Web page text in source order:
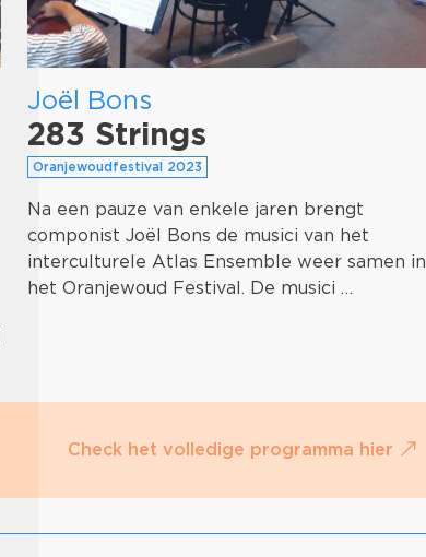
Joël Bons
283 Strings
Oranjewoudfestival 2023
Na een pauze van enkele jaren brengt
componist Joël Bons de musici van het
interculturele Atlas Ensemble weer samen in
het Oranjewoud Festival. De musici …
Check het volledige programma hier